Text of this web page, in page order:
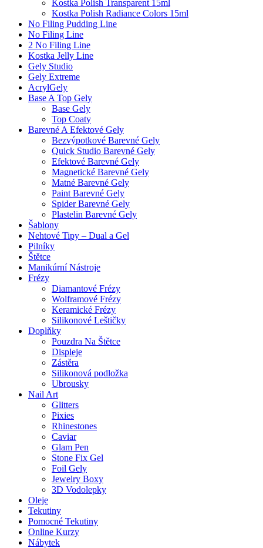
Kostka Polish Transparent 15ml
Kostka Polish Radiance Colors 15ml
No Filing Pudding Line
No Filing Line
2 No Filing Line
Kostka Jelly Line
Gely Studio
Gely Extreme
AcrylGely
Base A Top Gely
Base Gely
Top Coaty
Barevné A Efektové Gely
Bezvýpotkové Barevné Gely
Quick Studio Barevné Gely
Efektové Barevné Gely
Magnetické Barevné Gely
Matné Barevné Gely
Paint Barevné Gely
Spider Barevné Gely
Plastelin Barevné Gely
Šablony
Nehtové Tipy – Dual a Gel
Pilníky
Štětce
Manikúrní Nástroje
Frézy
Diamantové Frézy
Wolframové Frézy
Keramické Frézy
Silikonové Leštičky
Doplňky
Pouzdra Na Štětce
Displeje
Zástěra
Silikonová podložka
Ubrousky
Nail Art
Glitters
Pixies
Rhinestones
Caviar
Glam Pen
Stone Fix Gel
Foil Gely
Jewelry Boxy
3D Vodolepky
Oleje
Tekutiny
Pomocné Tekutiny
Online Kurzy
Nábytek